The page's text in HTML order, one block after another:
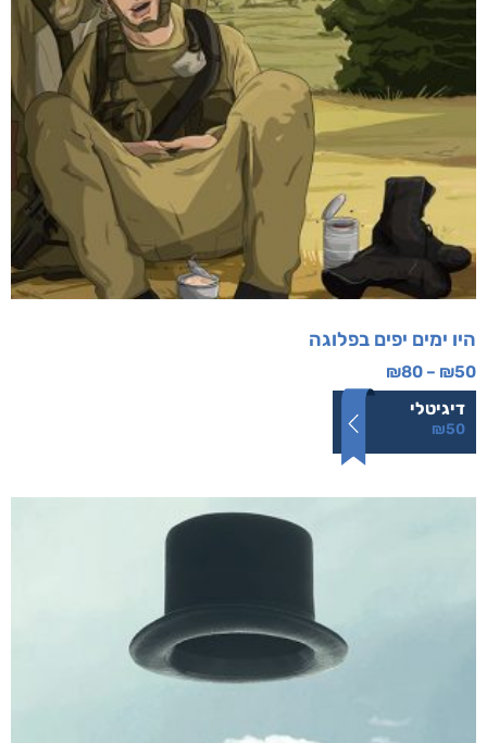
היו ימים יפים בפלוגה
₪50
–
₪80
דיגיטלי
₪50